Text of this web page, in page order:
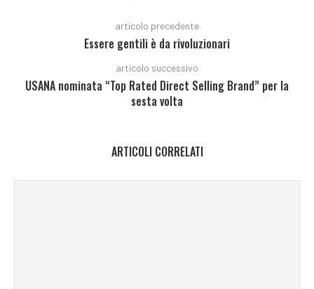
articolo precedente
Essere gentili è da rivoluzionari
articolo successivo
USANA nominata “Top Rated Direct Selling Brand” per la
sesta volta
ARTICOLI CORRELATI